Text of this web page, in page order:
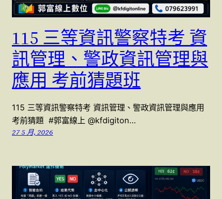
115 三等資訊警察特考 資
訊管理、警政資訊管理與
應用 考前猜題班
115 三等資訊警察特考 資訊管理、警政資訊管理與應用
考前猜題 #郭富線上 @kfdigiton…
27 5 月, 2026